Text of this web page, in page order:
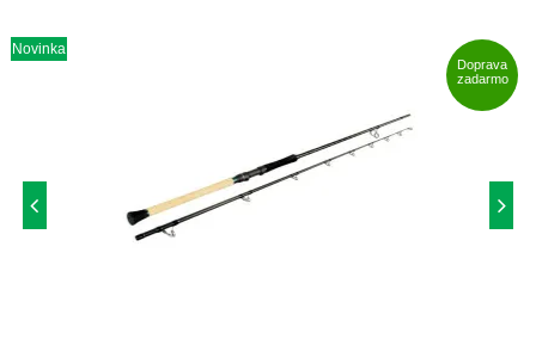
Doprava
zadarmo
Novinka